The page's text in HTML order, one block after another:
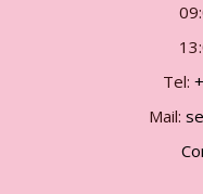
Tel:
Mail: